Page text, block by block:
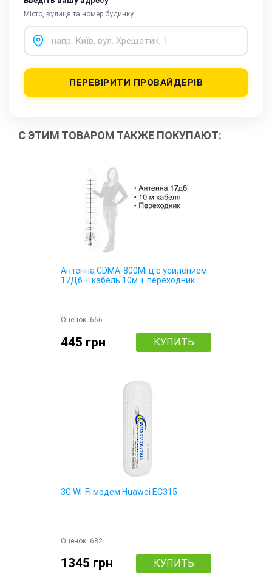
Місто, вулиця та номер будинку
ПЕРЕВІРИТИ ПРОВАЙДЕРІВ
С ЭТИМ ТОВАРОМ ТАКЖЕ ПОКУПАЮТ:
Антенна CDMA-800Мгц с усилением
17Дб + кабель 10м + переходник
Оценок: 666
445 грн КУПИТЬ
3G WI-FI модем Huawei EC315
Оценок: 682
1345 грн КУПИТЬ